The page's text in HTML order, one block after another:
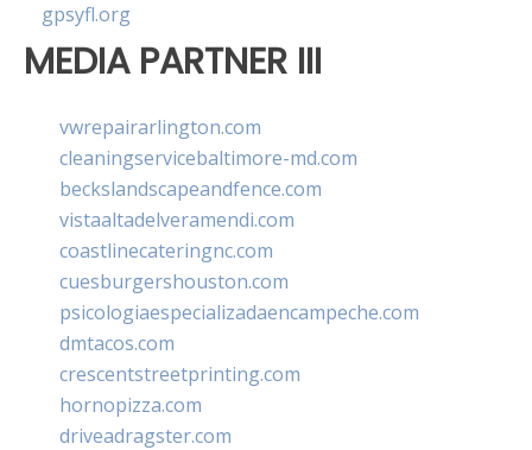
gpsyfl.org
MEDIA PARTNER III
vwrepairarlington.com
cleaningservicebaltimore-md.com
beckslandscapeandfence.com
vistaaltadelveramendi.com
coastlinecateringnc.com
cuesburgershouston.com
psicologiaespecializadaencampeche.com
dmtacos.com
crescentstreetprinting.com
hornopizza.com
driveadragster.com